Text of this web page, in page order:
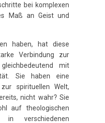
bei komplexen
Maß an Geist und
haben, hat diese
Verbindung zur
mit
Sie haben eine
spirituellen Welt,
nicht wahr? Sie
auf theologischen
verschiedenen